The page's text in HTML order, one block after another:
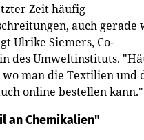
Zeit häufig
auch gerade
Ulrike Siemers, Co-
des Umweltinstituts.
man die Textilien und
online bestellen kann."
an Chemikalien"